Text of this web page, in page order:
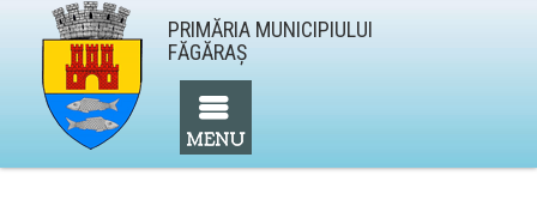
PRIMĂRIA MUNICIPIULUI
FĂGĂRAŞ